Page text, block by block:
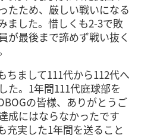
たため、厳しい戦いになる
ました。惜しくも2-3で敗
が最後まで諦めず戦い抜く
ちまして111代から112代へ
た。1年間111代庭球部を
の皆様、ありがとうご
成にはならなかったです
充実した1年間を送ること